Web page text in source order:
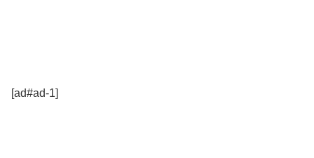
[ad#ad-1]